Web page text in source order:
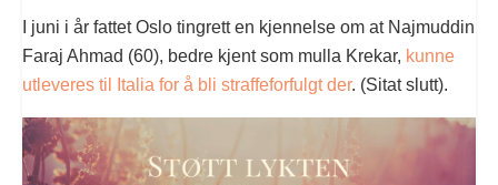
I juni i år fattet Oslo tingrett en kjennelse om at Najmuddin
Faraj Ahmad (60), bedre kjent som mulla Krekar, kunne
utleveres til Italia for å bli straffeforfulgt der. (Sitat slutt).